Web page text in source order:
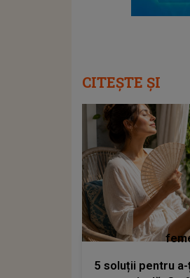
CITEȘTE ȘI
5 soluții pentru